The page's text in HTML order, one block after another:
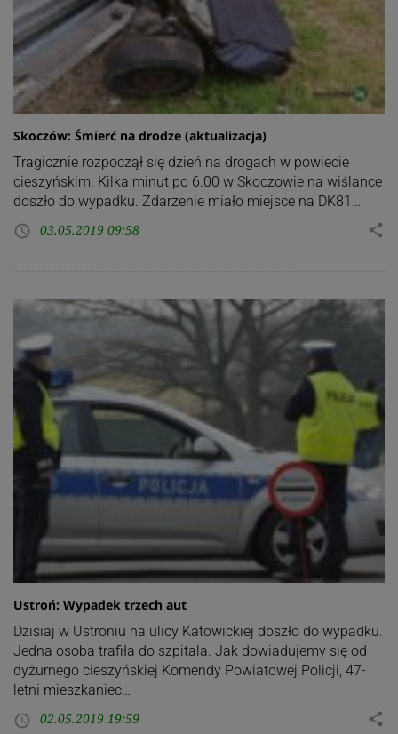
Skoczów: Śmierć na drodze (aktualizacja)
Tragicznie rozpoczął się dzień na drogach w powiecie
cieszyńskim. Kilka minut po 6.00 w Skoczowie na wiślance
doszło do wypadku. Zdarzenie miało miejsce na DK81…
access_time 03.05.2019 09:58 share
Ustroń: Wypadek trzech aut
Dzisiaj w Ustroniu na ulicy Katowickiej doszło do wypadku.
Jedna osoba trafiła do szpitala. Jak dowiadujemy się od
dyżurnego cieszyńskiej Komendy Powiatowej Policji, 47-
letni mieszkaniec…
access_time 02.05.2019 19:59 share